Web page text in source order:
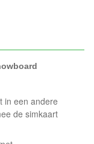
in een andere
de simkaart